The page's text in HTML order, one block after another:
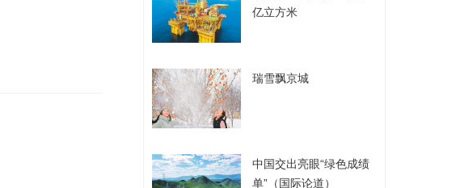
亿立方米
​瑞雪飘京城
​中国交出亮眼“绿色成绩
单”（国际论道）